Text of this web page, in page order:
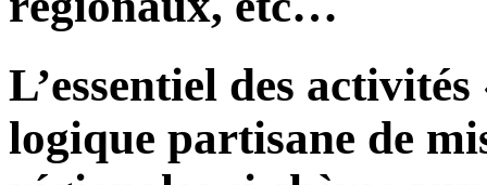
L’essentiel des
logique partisane de